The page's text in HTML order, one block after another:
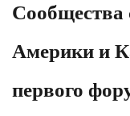
Сообщества
Америки и
первого